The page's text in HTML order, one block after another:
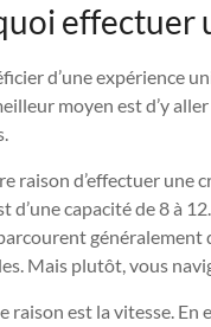
effectuer
d’une expérience
moyen est d’y
raison d’effectuer une
d’une capacité de 8 à
généralement
Mais plutôt, vous
raison est la vitesse.